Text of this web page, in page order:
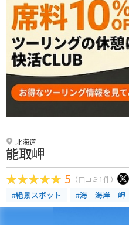
北海道
能取岬
5 （口コミ1件）
#絶景スポット #海｜海岸｜岬